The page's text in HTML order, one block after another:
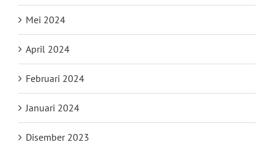
Mei 2024
April 2024
Februari 2024
Januari 2024
Disember 2023